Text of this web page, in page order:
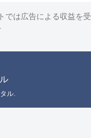
では広告による収益を受
ル.